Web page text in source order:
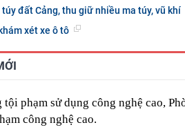
mới nhất tháng 8/2026: Gửi kỳ hạn nào có
tân sinh viên
cần đặc biệt cảnh giác trước loại
tiện vi phạm có biển số sau nhanh
Nghị định 168
vật của chủ hộ kinh doanh Huỳnh Hạ Thi
đất Cảng, thu giữ nhiều ma túy, vũ khí
xét xe ô tô
phạm sử dụng công nghệ cao,
công nghệ cao.